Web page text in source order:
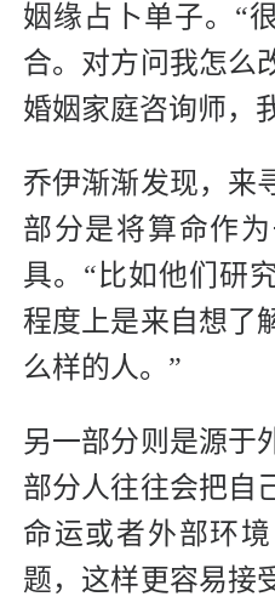
姻缘占卜单子。“
合。对方问我怎么
婚姻家庭咨询师，
乔伊渐渐发现，来
部分是将算命作
具。“比如他们研
程度上是来自想了
么样的人。”
另一部分则是源于
部分人往往会把自
命运或者外部环
题，这样更容易接